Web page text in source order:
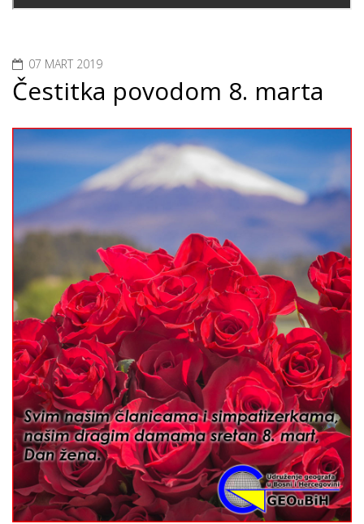
07 MART 2019
Čestitka povodom 8. marta